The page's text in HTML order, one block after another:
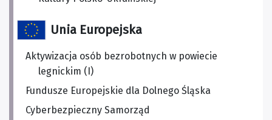
Unia Europejska
Aktywizacja osób bezrobotnych w powiecie
legnickim (I)
Fundusze Europejskie dla Dolnego Śląska
Cyberbezpieczny Samorząd